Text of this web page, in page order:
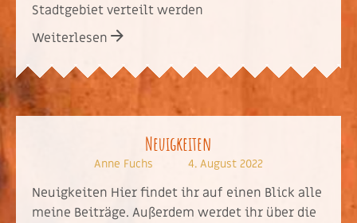
Stadtgebiet verteilt werden
Weiterlesen
Neuigkeiten
Anne Fuchs 4. August 2022
Neuigkeiten Hier findet ihr auf einen Blick alle
meine Beiträge. Außerdem werdet ihr über die